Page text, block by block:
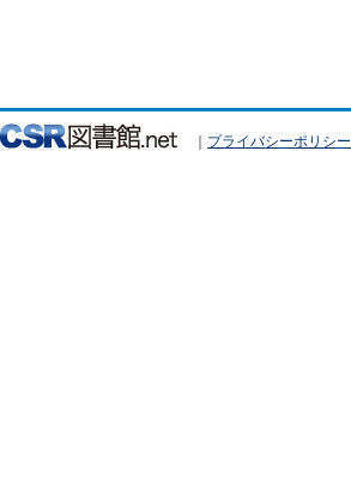
｜ プライバシーポリシー